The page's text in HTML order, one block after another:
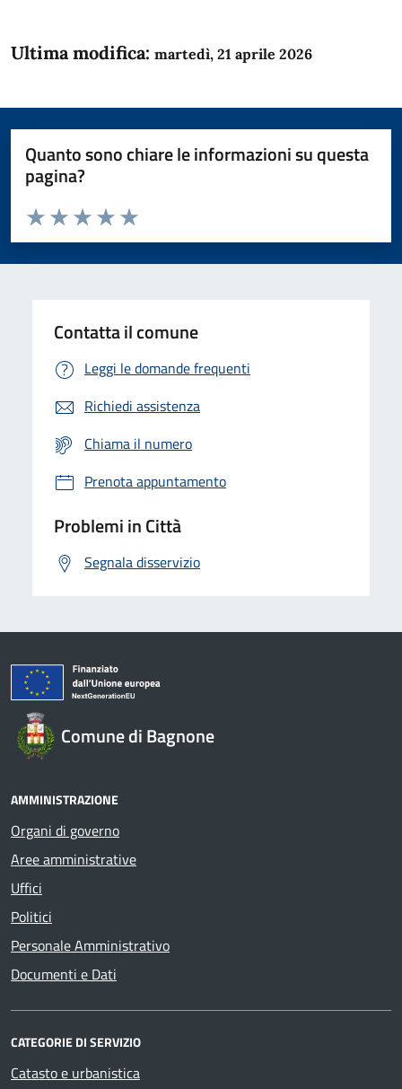
Ultima modifica: martedì, 21 aprile 2026
Quanto sono chiare le informazioni su questa
pagina?
Domanda
Valuta da 1 a 5 stelle la pagina
Valuta 5 stelle su 5
Valuta 4 stelle su 5
Valuta 3 stelle su 5
Valuta 2 stelle su 5
Valuta 1 stelle su 5
Contatta il comune
Leggi le domande frequenti
Richiedi assistenza
Chiama il numero
Prenota appuntamento
Problemi in Città
Segnala disservizio
Comune di Bagnone
AMMINISTRAZIONE
Organi di governo
Aree amministrative
Uffici
Politici
Personale Amministrativo
Documenti e Dati
CATEGORIE DI SERVIZIO
Catasto e urbanistica